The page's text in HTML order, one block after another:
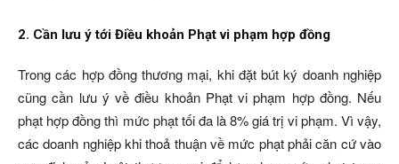
2. Cần lưu ý tới Điều khoản Phạt vi phạm hợp đồng
Trong các hợp đồng thương mại, khi đặt bút ký doanh nghiệp
cũng cần lưu ý về điều khoản Phạt vi phạm hợp đồng. Nếu
phạt hợp đồng thì mức phạt tối đa là 8% giá trị vi phạm. Vì vậy,
các doanh nghiệp khi thoả thuận về mức phạt phải căn cứ vào